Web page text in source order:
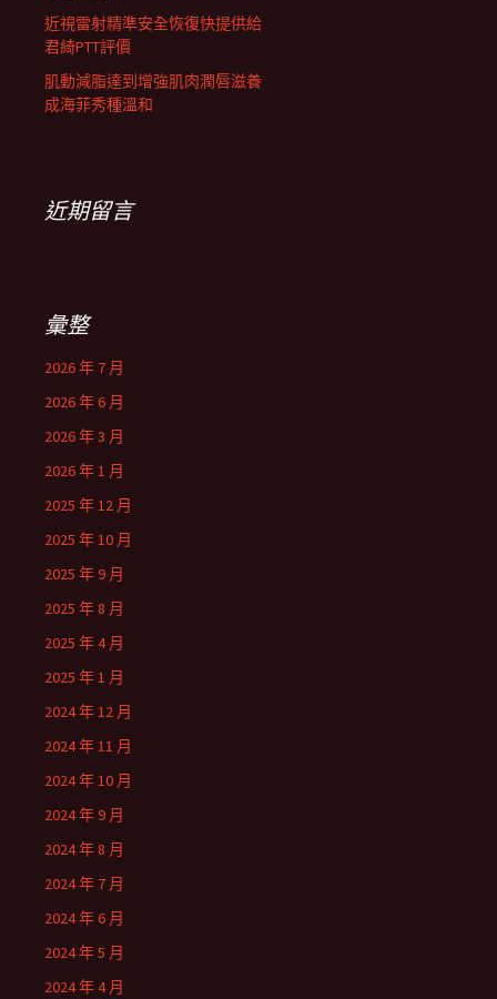
近視雷射精準安全恢復快提供給
君綺PTT評價
肌動減脂達到增強肌肉潤唇滋養
成海菲秀種溫和
近期留言
彙整
2026 年 7 月
2026 年 6 月
2026 年 3 月
2026 年 1 月
2025 年 12 月
2025 年 10 月
2025 年 9 月
2025 年 8 月
2025 年 4 月
2025 年 1 月
2024 年 12 月
2024 年 11 月
2024 年 10 月
2024 年 9 月
2024 年 8 月
2024 年 7 月
2024 年 6 月
2024 年 5 月
2024 年 4 月